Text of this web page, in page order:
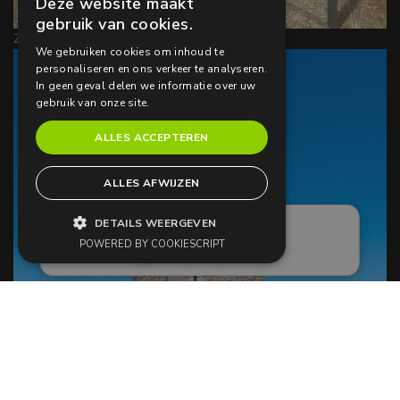
Zoom
DUTCH
gebruik van cookies.
We gebruiken cookies om inhoud te
personaliseren en ons verkeer te analyseren.
In geen geval delen we informatie over uw
gebruik van onze site.
ALLES ACCEPTEREN
ALLES AFWIJZEN
DETAILS WEERGEVEN
POWERED BY COOKIESCRIPT